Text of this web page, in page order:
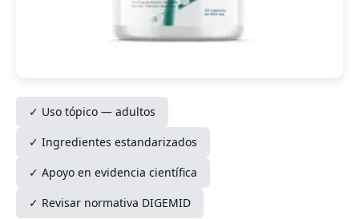
✓ Uso tópico — adultos
✓ Ingredientes estandarizados
✓ Apoyo en evidencia científica
✓ Revisar normativa DIGEMID